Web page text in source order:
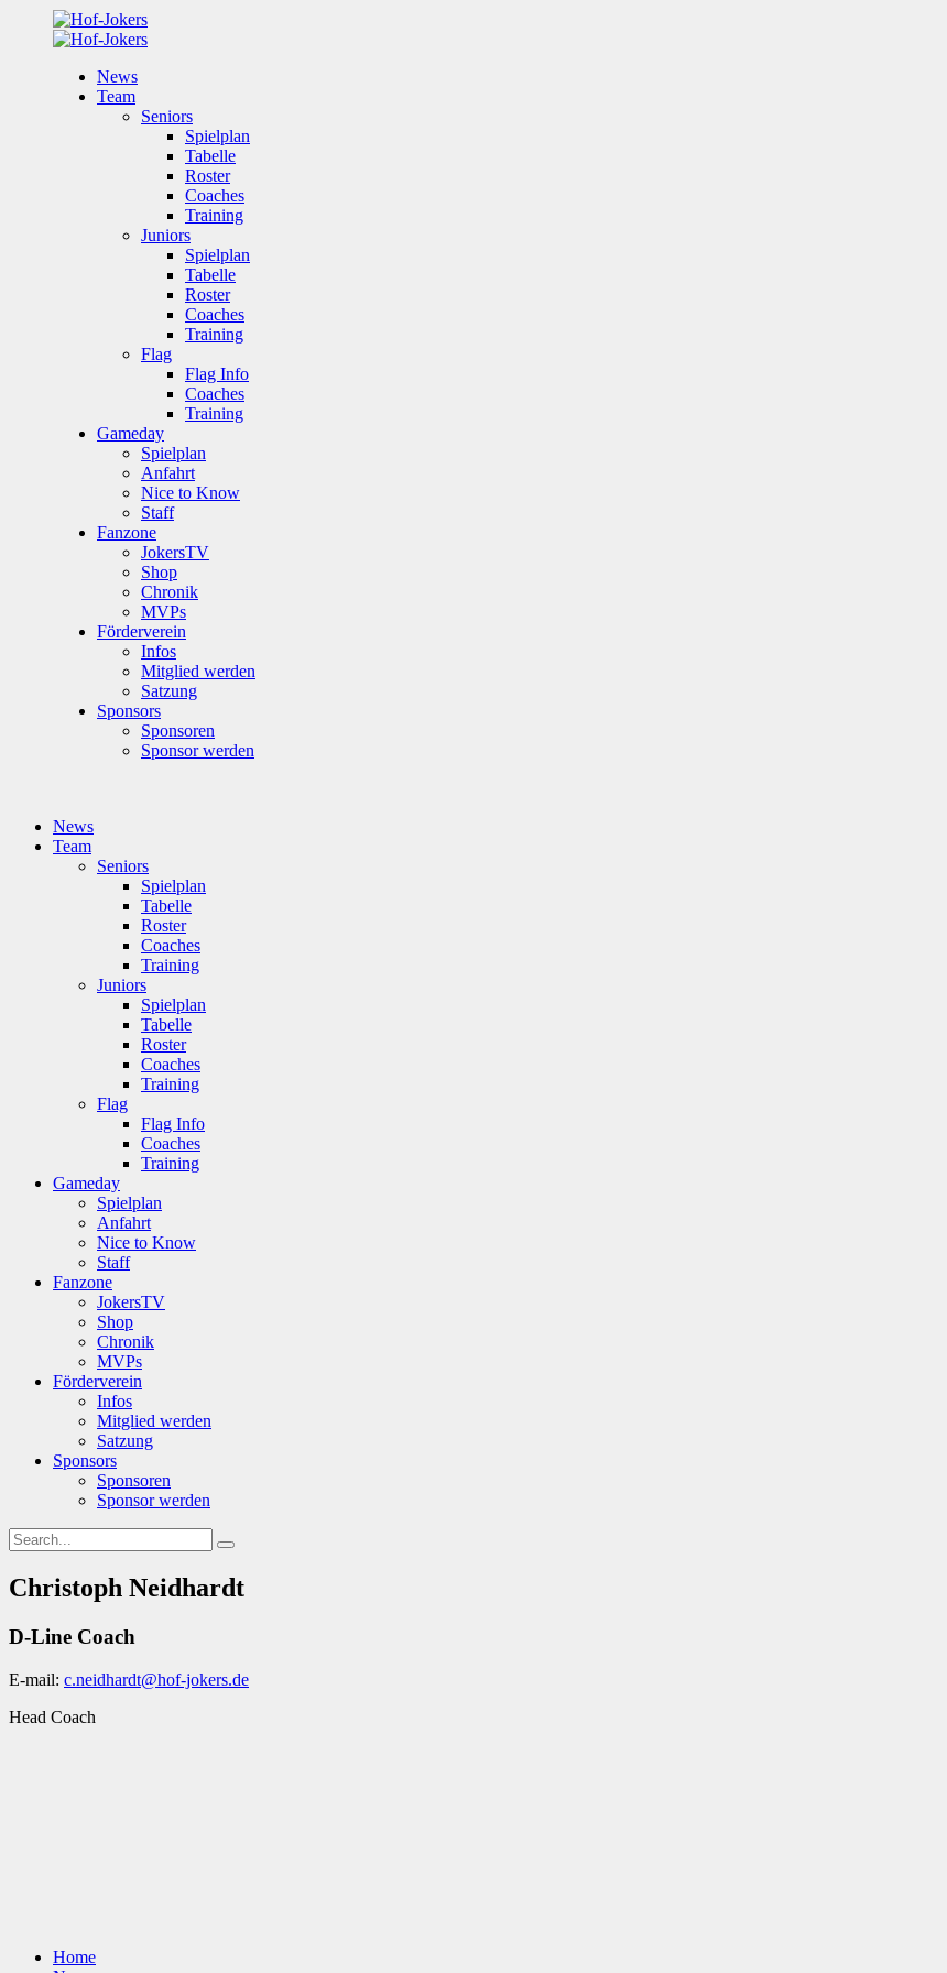
News
Team
Seniors
Spielplan
Tabelle
Roster
Coaches
Training
Juniors
Spielplan
Tabelle
Roster
Coaches
Training
Flag
Flag Info
Coaches
Training
Gameday
Spielplan
Anfahrt
Nice to Know
Staff
Fanzone
JokersTV
Shop
Chronik
MVPs
Förderverein
Infos
Mitglied werden
Satzung
Sponsors
Sponsoren
Sponsor werden
News
Team
Seniors
Spielplan
Tabelle
Roster
Coaches
Training
Juniors
Spielplan
Tabelle
Roster
Coaches
Training
Flag
Flag Info
Coaches
Training
Gameday
Spielplan
Anfahrt
Nice to Know
Staff
Fanzone
JokersTV
Shop
Chronik
MVPs
Förderverein
Infos
Mitglied werden
Satzung
Sponsors
Sponsoren
Sponsor werden
Christoph Neidhardt
D-Line Coach
E-mail: c.neidhardt@hof-jokers.de
Head Coach
Home